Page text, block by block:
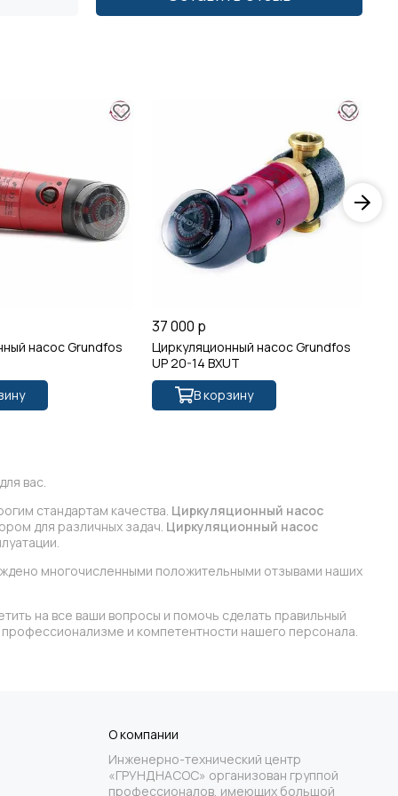
насос Grundfos
37 000 р
Циркуляционный насос Grundfos
UP 20-14 BXUT
В корзину
вас.
стандартам качества. Циркуляционный насос
для различных задач. Циркуляционный насос
многочисленными положительными отзывами наших
на все ваши вопросы и помочь сделать правильный
и компетентности нашего персонала.
О компании
Инженерно-технический центр
«ГРУНДНАСОС» организован группой
профессионалов, имеющих большой